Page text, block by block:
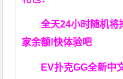
全天24小时随机将
家余额!快体验吧
EV扑克GG全新中